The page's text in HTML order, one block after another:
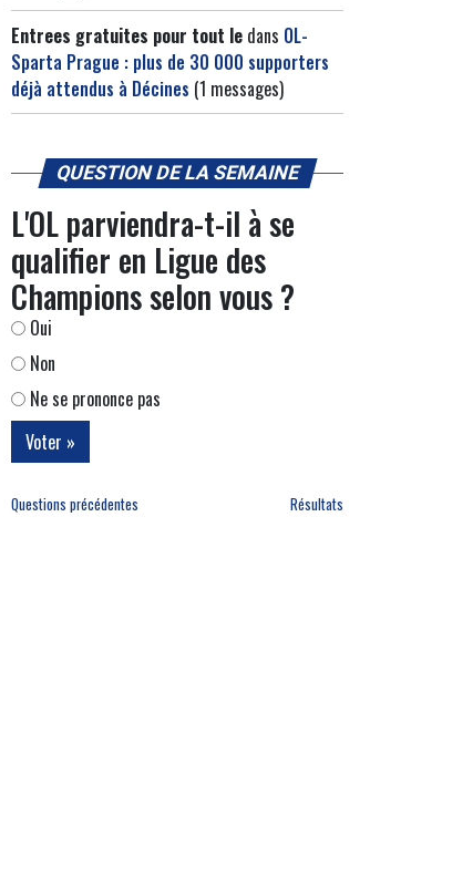
Entrees gratuites pour tout le dans OL-
Sparta Prague : plus de 30 000 supporters
déjà attendus à Décines (1 messages)
QUESTION DE LA SEMAINE
L'OL parviendra-t-il à se
qualifier en Ligue des
Champions selon vous ?
Oui
Non
Ne se prononce pas
Questions précédentes Résultats